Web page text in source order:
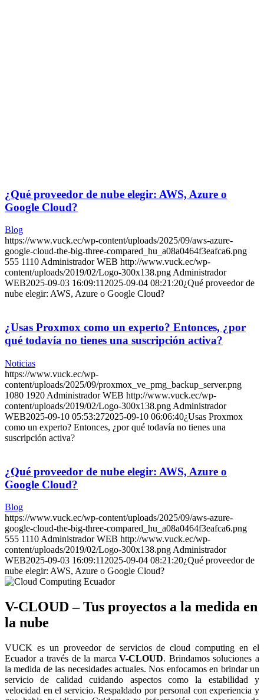
¿Qué proveedor de nube elegir: AWS, Azure o
Google Cloud?
Blog
https://www.vuck.ec/wp-content/uploads/2025/09/aws-azure-
google-cloud-the-big-three-compared_hu_a08a0464f3eafca6.png
555 1110Administrador WEB http://www.vuck.ec/wp-
content/uploads/2019/02/Logo-300x138.pngAdministrador
WEB2025-09-03 16:09:112025-09-04 08:21:20¿Qué proveedor de
nube elegir: AWS, Azure o Google Cloud?
¿Usas Proxmox como un experto? Entonces, ¿por
qué todavía no tienes una suscripción activa?
Noticias
https://www.vuck.ec/wp-
content/uploads/2025/09/proxmox_ve_pmg_backup_server.png
1080 1920 Administrador WEB http://www.vuck.ec/wp-
content/uploads/2019/02/Logo-300x138.png Administrador
WEB2025-09-10 05:53:272025-09-10 06:06:40¿Usas Proxmox
como un experto? Entonces, ¿por qué todavía no tienes una
suscripción activa?
¿Qué proveedor de nube elegir: AWS, Azure o
Google Cloud?
Blog
https://www.vuck.ec/wp-content/uploads/2025/09/aws-azure-
google-cloud-the-big-three-compared_hu_a08a0464f3eafca6.png
555 1110 Administrador WEB http://www.vuck.ec/wp-
content/uploads/2019/02/Logo-300x138.png Administrador
WEB2025-09-03 16:09:11 2025-09-04 08:21:20¿Qué proveedor de
nube elegir: AWS, Azure o Google Cloud?
V-CLOUD – Tus proyectos a la medida en
la nube
VUCK es un proveedor de servicios de cloud computing en el
Ecuador a través de la marcaV-CLOUD. Brindamos soluciones a
la medida de las necesidades actuales. Nos enfocamos en brindar un
servicio de calidad cuidando aspectos como la estabilidad y
velocidad en el servicio. Respaldado por personal con experiencia y